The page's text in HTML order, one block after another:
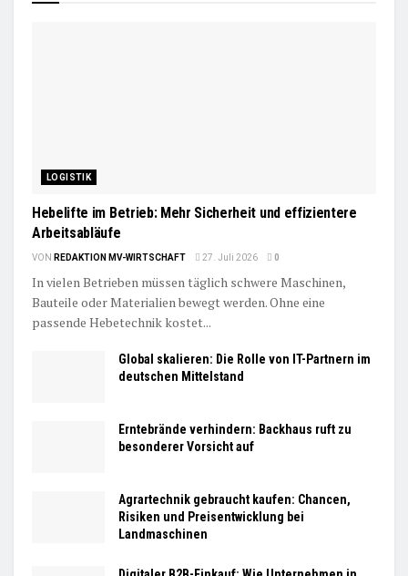
LOGISTIK
Hebelifte im Betrieb: Mehr Sicherheit und effizientere
Arbeitsabläufe
VON REDAKTION MV-WIRTSCHAFT 27. Juli 2026 0
In vielen Betrieben müssen täglich schwere Maschinen,
Bauteile oder Materialien bewegt werden. Ohne eine
passende Hebetechnik kostet...
Global skalieren: Die Rolle von IT-Partnern im
deutschen Mittelstand
Erntebrände verhindern: Backhaus ruft zu
besonderer Vorsicht auf
Agrartechnik gebraucht kaufen: Chancen,
Risiken und Preisentwicklung bei
Landmaschinen